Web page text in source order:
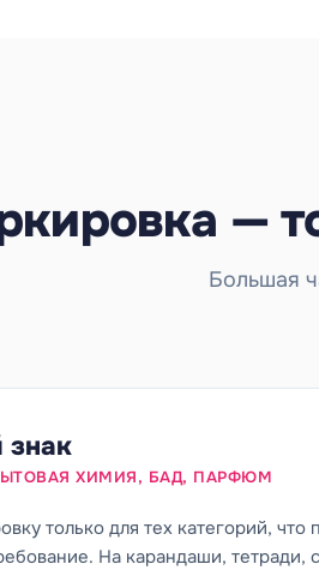
—
Большая
знак
ХИМИЯ, БАД, ПАРФЮМ
только для тех категорий, что
На карандаши, тетради,